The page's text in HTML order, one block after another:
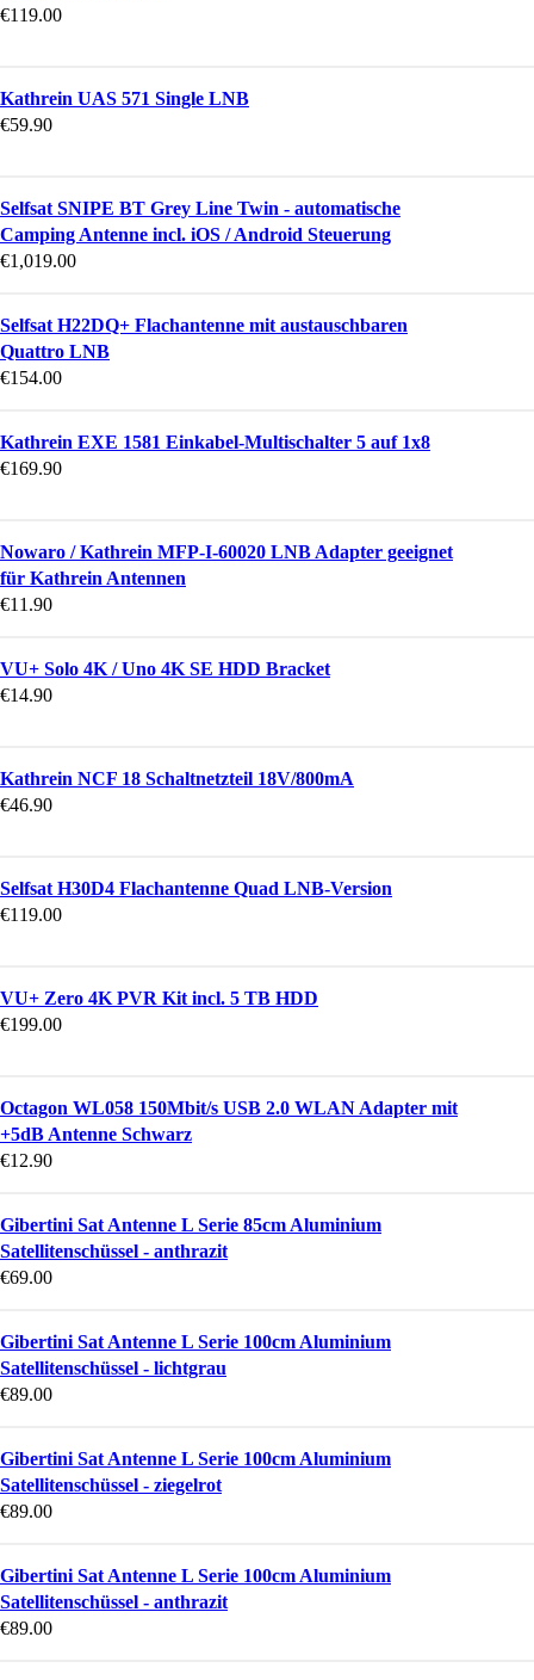
€119.00
Kathrein UAS 571 Single LNB
€59.90
Selfsat SNIPE BT Grey Line Twin - automatische
Camping Antenne incl. iOS / Android Steuerung
€1,019.00
Selfsat H22DQ+ Flachantenne mit austauschbaren
Quattro LNB
€154.00
Kathrein EXE 1581 Einkabel-Multischalter 5 auf 1x8
€169.90
Nowaro / Kathrein MFP-I-60020 LNB Adapter geeignet
für Kathrein Antennen
€11.90
VU+ Solo 4K / Uno 4K SE HDD Bracket
€14.90
Kathrein NCF 18 Schaltnetzteil 18V/800mA
€46.90
Selfsat H30D4 Flachantenne Quad LNB-Version
€119.00
VU+ Zero 4K PVR Kit incl. 5 TB HDD
€199.00
Octagon WL058 150Mbit/s USB 2.0 WLAN Adapter mit
+5dB Antenne Schwarz
€12.90
Gibertini Sat Antenne L Serie 85cm Aluminium
Satellitenschüssel - anthrazit
€69.00
Gibertini Sat Antenne L Serie 100cm Aluminium
Satellitenschüssel - lichtgrau
€89.00
Gibertini Sat Antenne L Serie 100cm Aluminium
Satellitenschüssel - ziegelrot
€89.00
Gibertini Sat Antenne L Serie 100cm Aluminium
Satellitenschüssel - anthrazit
€89.00